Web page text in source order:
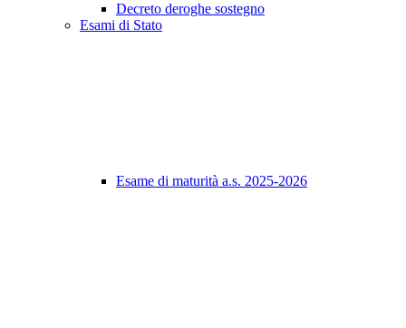
Decreto deroghe sostegno
Esami di Stato
Esame di maturità a.s. 2025-2026